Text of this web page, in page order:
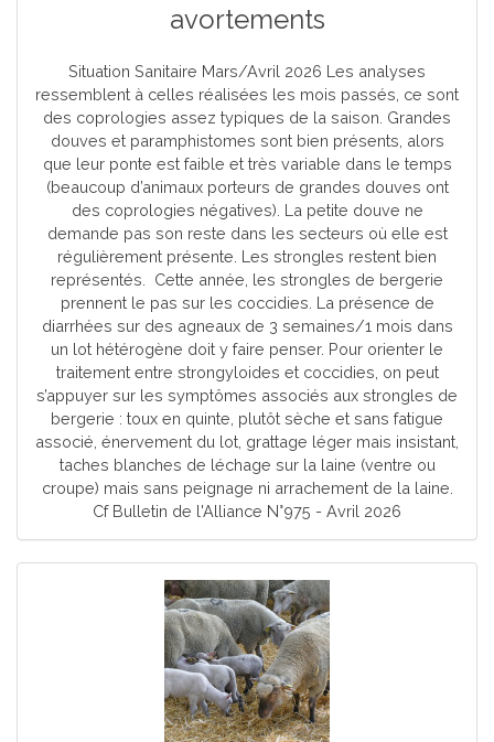
avortements
Situation Sanitaire Mars/Avril 2026 Les analyses
ressemblent à celles réalisées les mois passés, ce sont
des coprologies assez typiques de la saison. Grandes
douves et paramphistomes sont bien présents, alors
que leur ponte est faible et très variable dans le temps
(beaucoup d’animaux porteurs de grandes douves ont
des coprologies négatives). La petite douve ne
demande pas son reste dans les secteurs où elle est
régulièrement présente. Les strongles restent bien
représentés. Cette année, les strongles de bergerie
prennent le pas sur les coccidies. La présence de
diarrhées sur des agneaux de 3 semaines/1 mois dans
un lot hétérogène doit y faire penser. Pour orienter le
traitement entre strongyloides et coccidies, on peut
s’appuyer sur les symptômes associés aux strongles de
bergerie : toux en quinte, plutôt sèche et sans fatigue
associé, énervement du lot, grattage léger mais insistant,
taches blanches de léchage sur la laine (ventre ou
croupe) mais sans peignage ni arrachement de la laine.
Cf Bulletin de l'Alliance N°975 - Avril 2026